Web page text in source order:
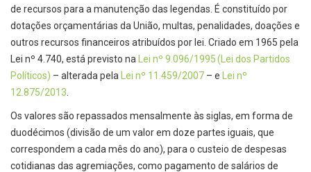
de recursos para a manutenção das legendas. É constituído por
dotações orçamentárias da União, multas, penalidades, doações e
outros recursos financeiros atribuídos por lei. Criado em 1965 pela
Lei nº 4.740, está previsto na
Lei nº 9.096/1995 (Lei dos Partidos
Políticos) – alterada pela Lei nº 11.459/2007 – e
Lei nº
12.875/2013
Os valores são repassados mensalmente às siglas, em forma de
duodécimos (divisão de um valor em doze partes iguais, que
correspondem a cada mês do ano), para o custeio de despesas
cotidianas das agremiações, como pagamento de salários de